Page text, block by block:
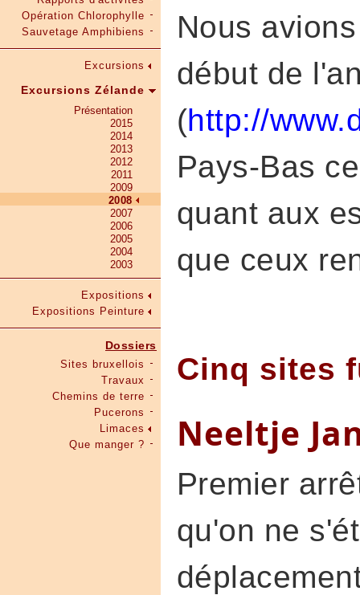
Opération Chlorophylle
Sauvetage Amphibiens
Excursions
Excursions Zélande
Présentation
2015
2014
2013
2012
2011
2009
2008
2007
2006
2005
2004
2003
Expositions
Expositions Peinture
Dossiers
Sites bruxellois
Travaux
Chemins de terre
Pucerons
Limaces
Que manger ?
Nous
début de
(http://
Pays-Bas
quant aux
que ceux
Cinq sites
Neeltje
Premier
qu'on ne